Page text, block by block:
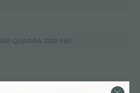
QUADRA 1220 050